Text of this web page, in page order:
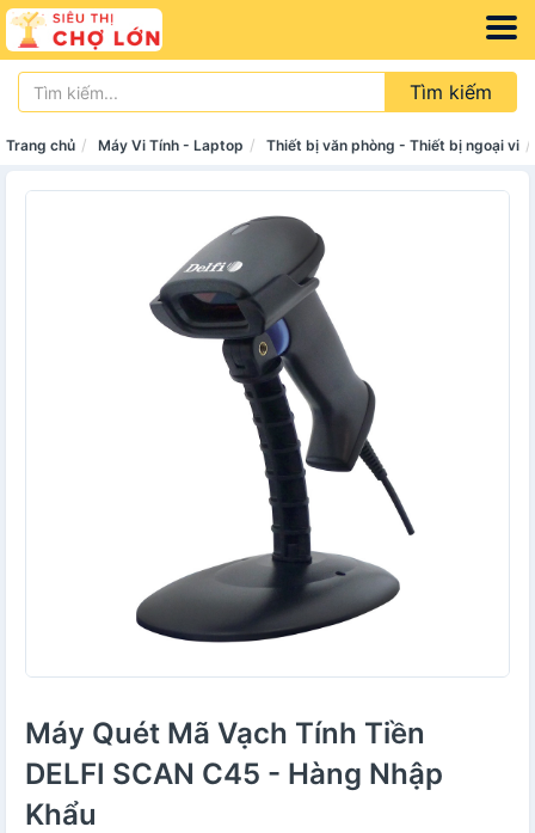
Tìm kiếm
Trang chủ Máy Vi Tính - Laptop Thiết bị văn phòng - Thiết bị ngoại vi
Máy Quét Mã Vạch Tính Tiền
DELFI SCAN C45 - Hàng Nhập
Khẩu